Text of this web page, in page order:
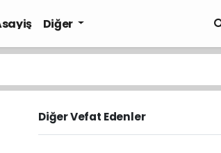
Diğer
Diğer Vefat Edenler